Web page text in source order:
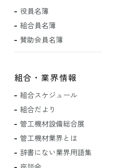
役員名簿
組合員名簿
賛助会員名簿
組合・業界情報
組合スケジュール
組合だより
管工機材設備総合展
管工機材業界とは
辞書にない業界用語集